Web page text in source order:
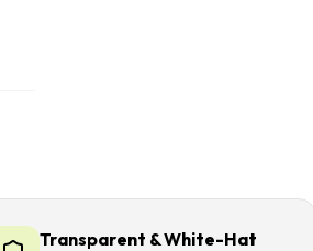
Transparent & White-Hat